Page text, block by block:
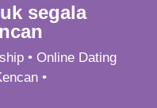
segala
• Online Dating
•